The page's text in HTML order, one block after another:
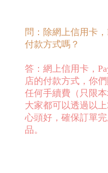
問：除網上信用卡
付款方式嗎？
答：網上信用卡，
店的付款方式，你
任何手續費（只限
大家都可以透過以
心頭好，確保訂單
品。